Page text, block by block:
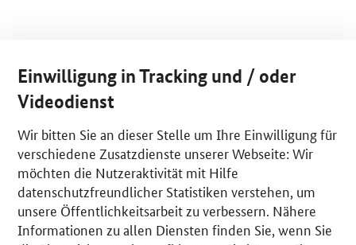
Einwilligung in Tracking und / oder
Videodienst
Wir bitten Sie an dieser Stelle um Ihre Einwilligung für
verschiedene Zusatzdienste unserer Webseite: Wir
möchten die Nutzeraktivität mit Hilfe
datenschutzfreundlicher Statistiken verstehen, um
unsere Öffentlichkeitsarbeit zu verbessern. Nähere
Informationen zu allen Diensten finden Sie, wenn Sie